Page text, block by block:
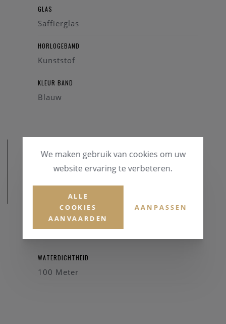
GLAS
Saffierglas
HORLOGEBAND
Kunststof
KLEUR BAND
Blauw
AFMETINGEN
KASTDIAMETER
WATERDICHTHEID
100 Meter
We maken gebruik van cookies om uw
website ervaring te verbeteren.
ALLE
COOKIES
AANVAARDEN
AANPASSEN